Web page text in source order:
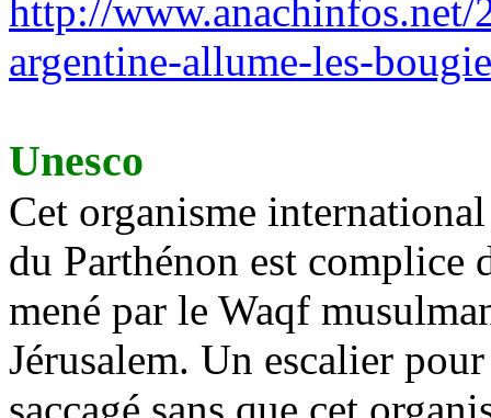
http://
argentine-allume-les-
Unesco
Cet organisme
du Parthénon est complice
mené par le Waqf
Jérusalem. Un escalier